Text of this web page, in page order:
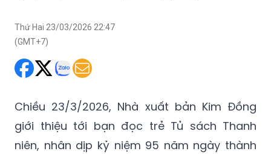
Thứ Hai 23/03/2026 22:47
(GMT+7)
Chiều 23/3/2026, Nhà xuất bản Kim Đồng
giới thiệu tới bạn đọc trẻ Tủ sách Thanh
niên, nhân dịp kỷ niệm 95 năm ngày thành